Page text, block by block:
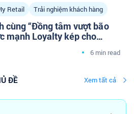
Retail Trải nghiệm khách hàng
cùng “Đồng tâm vượt bão
mạnh Loyalty kép cho
phối cùng cộng đồng6 min read
ĐỀ Xem tất cả